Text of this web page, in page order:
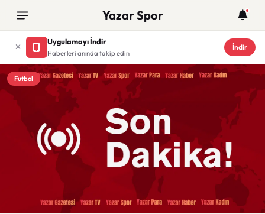
Yazar Spor
Uygulamayı İndir
Haberleri anında takip edin
İndir
Futbol